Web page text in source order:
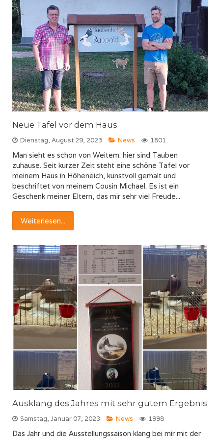
Neue Tafel vor dem Haus
Dienstag, August 29, 2023 News 1801
Man sieht es schon von Weitem: hier sind Tauben
zuhause. Seit kurzer Zeit steht eine schöne Tafel vor
meinem Haus in Höheneich, kunstvoll gemalt und
beschriftet von meinem Cousin Michael. Es ist ein
Geschenk meiner Eltern, das mir sehr viel Freude...
Weiterlesen...
Ausklang des Jahres mit sehr gutem Ergebnis
Samstag, Januar 07, 2023 News 1998
Das Jahr und die Ausstellungssaison klang bei mir mit der